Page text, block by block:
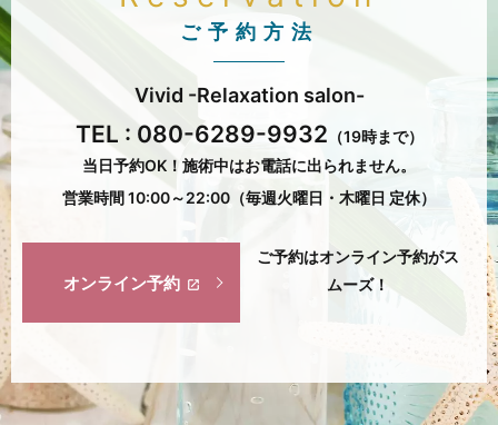
ご予約方法
Vivid -Relaxation salon-
TEL : 080-6289-9932 （19時まで）
当日予約OK！施術中はお電話に出られません。
営業時間 10:00～22:00（毎週火曜日・木曜日 定休）
オンライン予約
ご予約はオンライン予約がス
ムーズ！